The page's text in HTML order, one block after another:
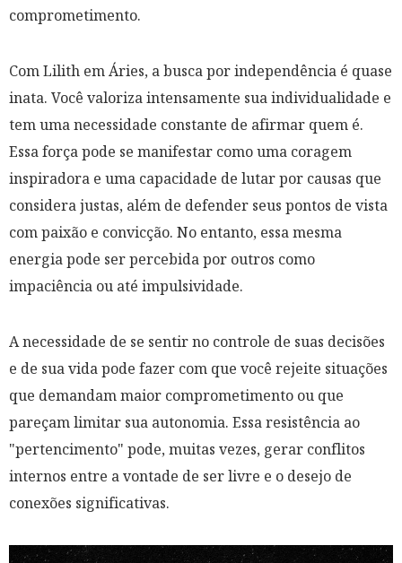
comprometimento.
Com Lilith em Áries, a busca por independência é quase
inata. Você valoriza intensamente sua individualidade e
tem uma necessidade constante de afirmar quem é.
Essa força pode se manifestar como uma coragem
inspiradora e uma capacidade de lutar por causas que
considera justas, além de defender seus pontos de vista
com paixão e convicção. No entanto, essa mesma
energia pode ser percebida por outros como
impaciência ou até impulsividade.
A necessidade de se sentir no controle de suas decisões
e de sua vida pode fazer com que você rejeite situações
que demandam maior comprometimento ou que
pareçam limitar sua autonomia. Essa resistência ao
"pertencimento" pode, muitas vezes, gerar conflitos
internos entre a vontade de ser livre e o desejo de
conexões significativas.